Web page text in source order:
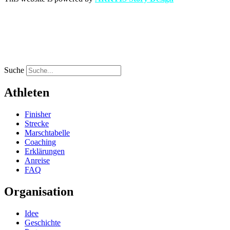
Suche
Athleten
Finisher
Strecke
Marschtabelle
Coaching
Erklärungen
Anreise
FAQ
Organisation
Idee
Geschichte